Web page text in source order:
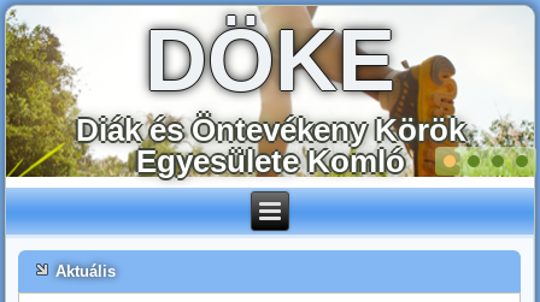
DÖKE
Diák és Öntevékeny Körök
Egyesülete Komló
Aktuális